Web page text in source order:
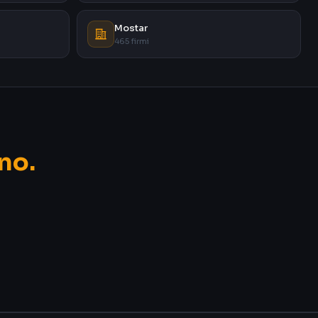
Mostar
465 firmi